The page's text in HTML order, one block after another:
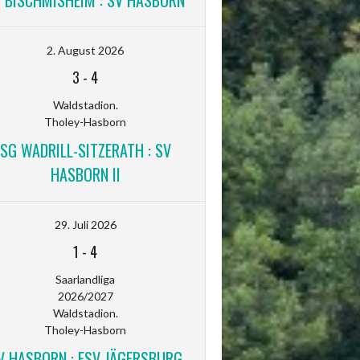
2. August 2026
3 - 4
Waldstadion.
Tholey-Hasborn
SG WADRILL-SITZERATH : SV
HASBORN II
29. Juli 2026
1 - 4
Saarlandliga
2026/2027
Waldstadion.
Tholey-Hasborn